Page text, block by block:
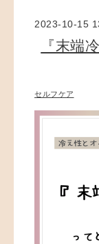
2023-10-15
『末端
セルフケア